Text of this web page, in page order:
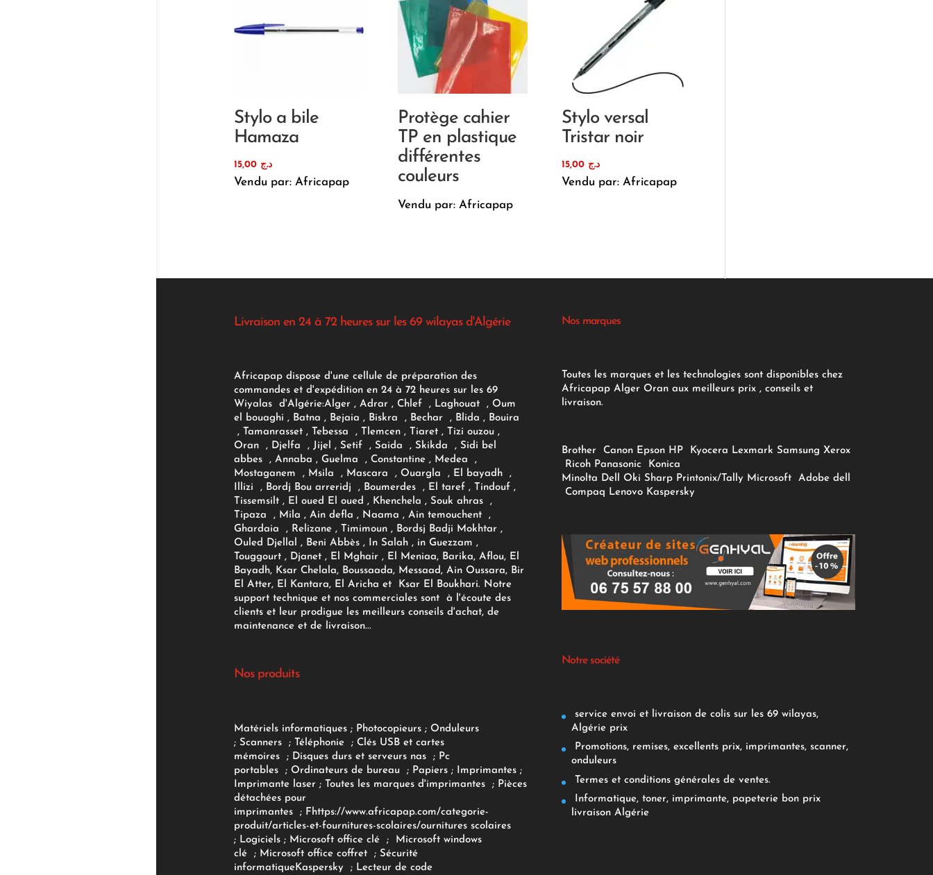
Stylo a bile
Hamaza
د.ج 15,00
Vendu par: Africapap
Protège cahier
TP en plastique
différentes
couleurs
Vendu par: Africapap
Stylo versal
Tristar noir
د.ج
Vendu par: Africapap
Livraison en 24 à 72 heures sur les 69 wilayas d'Algérie
Africapap dispose d'une cellule de préparation des
commandes et d'expédition en 24 à 72 heures sur les 69
Wiyalas d'Algérie:Alger , Adrar, Chlef , Laghouat , Oum
el bouaghi , Batna , Bejaia , Biskra , Bechar , Blida , Bouira
, Tamanrasset , Tebessa , Tlemcen , Tiaret , Tizi ouzou ,
Oran , Djelfa , Jijel , Setif , Saida , Skikda , Sidi bel
abbes , Annaba , Guelma , Constantine , Medea ,
Mostaganem , Msila , Mascara , Ouargla , El bayadh ,
Illizi , Bordj Bou arreridj , Boumerdes , El taref , Tindouf ,
Tissemsilt , El oued El oued , Khenchela , Souk ahras ,
Tipaza , Mila , Ain defla , Naama , Ain temouchent ,
Ghardaia , Relizane , Timimoun , Bordsj Badji Mokhtar ,
Ouled Djellal , Beni Abbès , In Salah , in Guezzam ,
Touggourt , Djanet , El Mghair , El Meniaa, Barika, Aflou, El
Bayadh, Ksar Chelala, Boussaada, Messaad, Ain Oussara, Bir
El Atter, El Kantara, El Aricha et Ksar El Boukhari. Notre
support technique et nos commerciales sont à l'écoute des
clients et leur prodigue les meilleurs conseils d'achat, de
maintenance et de livraison...
Nos produits
Matériels informatiques; Photocopieurs; Onduleurs
; Scanners ; Téléphonie ; Clés USB et cartes
mémoires
; Disques durs et serveurs nas ; Pc
portables
; Ordinateurs de bureau ; Papiers; Imprimantes;
Imprimante laser; Toutes les marques d'imprimantes ; Pièces
détachées pour
imprimantes
; F https://www.africapap.com/categorie-
produit/articles-et-fournitures-scolaires/ournitures scolaires
; Logiciels ; Microsoft office clé ;
Microsoft windows
clé; Microsoft office coffret ; Sécurité
informatiqueKaspersky ; Lecteur de code
Nos marques
Toutes les marques et les technologies sont disponibles chez
Africapap Alger Oran aux meilleurs prix , conseils et
livraison.
Brother Canon Epson HP Kyocera Lexmark Samsung Xerox
Ricoh Panasonic
Konica
Minolta Dell Oki Sharp Printonix/Tally Microsoft Adobe dell
Compaq Lenovo Kaspersky
Notre société
service envoi et livraison de colis sur les 69 wilayas,
Algérie prix
Promotions, remises, excellents prix, imprimantes, scanner,
onduleurs
Termes et conditions générales de ventes.
Informatique, toner, imprimante, papeterie bon prix
livraison Algérie